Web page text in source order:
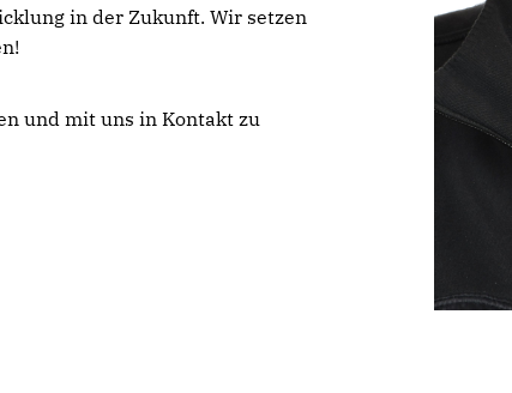
in der Zukunft. Wir setzen
und mit uns in Kontakt zu